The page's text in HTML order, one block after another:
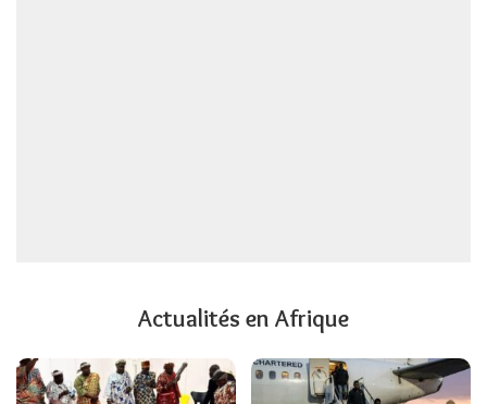
Actualités en Afrique